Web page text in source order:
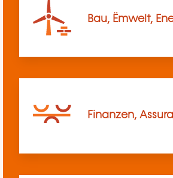
Bau, Ëmwelt,
Finanzen,